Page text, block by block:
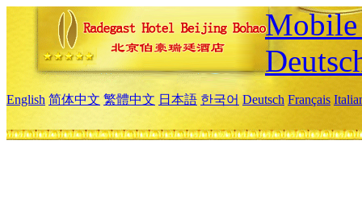
Mobile
English 简体中文 繁體中文 日本語 한국어 Deutsch Français